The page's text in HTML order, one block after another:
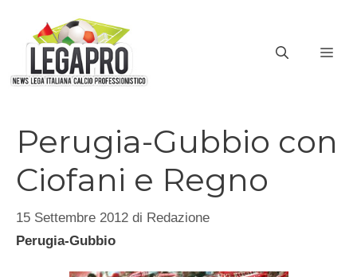
contenuto
Perugia-Gubbio con
Ciofani e Regno
15 Settembre 2012 di Redazione
Perugia-Gubbio